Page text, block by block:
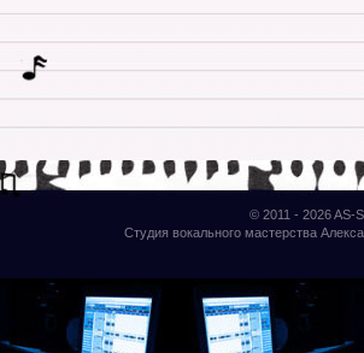
© 2011 - 2026AS-
Студия вокального мастерства